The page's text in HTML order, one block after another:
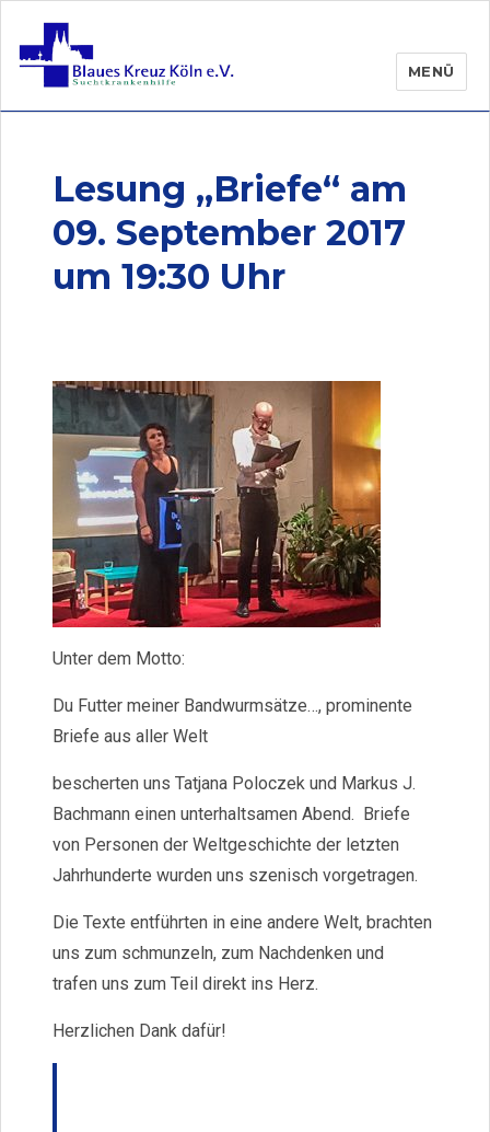
MENÜ
Lesung „Briefe“ am
09. September 2017
um 19:30 Uhr
Unter dem Motto:
Du Futter meiner Bandwurmsätze…, prominente
Briefe aus aller Welt
bescherten uns Tatjana Poloczek und Markus J.
Bachmann einen unterhaltsamen Abend. Briefe
von Personen der Weltgeschichte der letzten
Jahrhunderte wurden uns szenisch vorgetragen.
Die Texte entführten in eine andere Welt, brachten
uns zum schmunzeln, zum Nachdenken und
trafen uns zum Teil direkt ins Herz.
Herzlichen Dank dafür!